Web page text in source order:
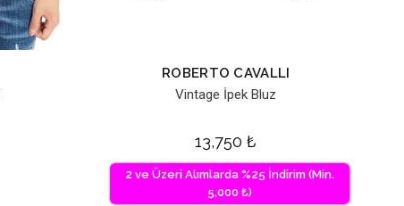
ROBERTO CAVALLI
Vintage İpek Bluz
13,750₺
2 ve Üzeri Alımlarda %25 İndirim (Min.
5,000 ₺)